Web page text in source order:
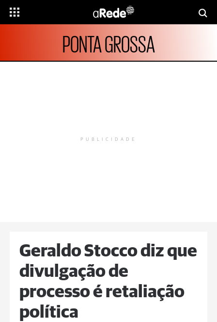
PONTA GROSSA
PUBLICIDADE
Geraldo Stocco diz que
divulgação de
processo é retaliação
política